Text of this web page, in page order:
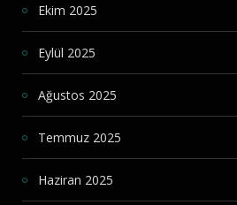
Ekim 2025
Eylül 2025
Ağustos 2025
Temmuz 2025
Haziran 2025